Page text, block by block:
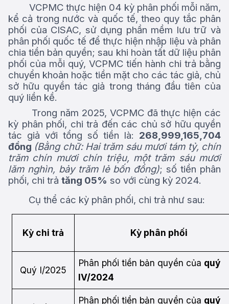
VCPMC thực hiện 04 kỳ phân phối mỗi năm,
kể cả trong nước và quốc tế, theo quy tắc phân
phối của CISAC, sử dụng phần mềm lưu trữ và
phân phối quốc tế để thực hiện nhập liệu và phân
chia tiền bản quyền; sau khi hoàn tất dữ liệu phân
phối của mỗi quý, VCPMC tiến hành chi trả bằng
chuyển khoản hoặc tiền mặt cho các tác giả, chủ
sở hữu quyền tác giả trong tháng đầu tiên của
quý liền kề.
Trong năm 2025, VCPMC đã thực hiện các
kỳ phân phối, chi trả đến các chủ sở hữu quyền
tác giả với tổng số tiền là: 268,999,165,704
đồng (Bằng chữ: Hai trăm sáu mươi tám tỷ, chín
trăm chín mươi chín triệu, một trăm sáu mươi
lăm nghìn, bảy trăm lẻ bốn đồng); số tiền phân
phối, chi trả tăng 05% so với cùng kỳ 2024.
Cụ thể các kỳ phân phối, chi trả như sau:
Kỳ chi trả Kỳ phân phối
Quý I/2025
Phân phối tiền bản quyền của quý
IV/2024
Phân phối tiền bản quyền của quý